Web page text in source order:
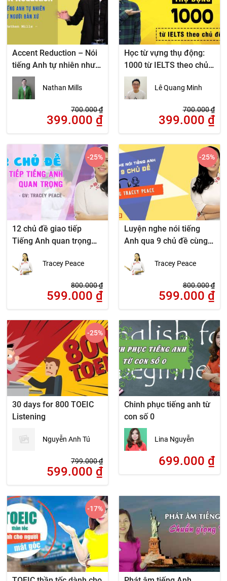
Accent Reduction – Nói
tiếng Anh tự nhiên như
người bản xứ
Nathan Mills
700.000₫
399.000 ₫
Học từ vựng thụ động:
1000 từ IELTS theo chủ
đề
Lê Quang Minh
700.000₫
399.000 ₫
12 chủ đề giao tiếp
Tiếng Anh quan trọng
(1b)
Tracey Peace
800.000₫
599.000 ₫
-25%
Luyện nghe nói tiếng
Anh qua 9 chủ đề cùng
Tracey Peace (1c)
Tracey Peace
800.000₫
599.000 ₫
-25%
30 days for 800 TOEIC
Listening
Nguyễn Anh Tú
799.000₫
599.000 ₫
-25%
Chinh phục tiếng anh từ
con số 0
Lina Nguyễn
699.000 ₫
-17%